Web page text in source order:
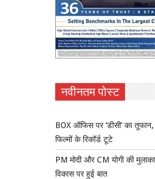
नवीनतम पोस्ट
BOX ऑफिस पर ‘डीसी’ का
फिल्मों के रिकॉर्ड टूटे
PM मोदी और CM योगी की
विकास पर हुई बात